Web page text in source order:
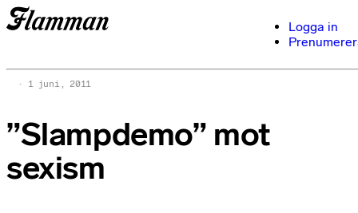
Logga in
1 juni, 2011
”Slampdemo” mot
sexism